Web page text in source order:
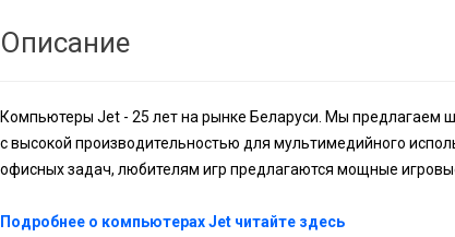
Описание
Компьютеры Jet - 25 лет на рынке Беларуси. Мы предлагаем
с высокой производительностью для мультимедийного
офисных задач, любителям игр предлагаются мощные
Подробнее о компьютерах Jet читайте здесь